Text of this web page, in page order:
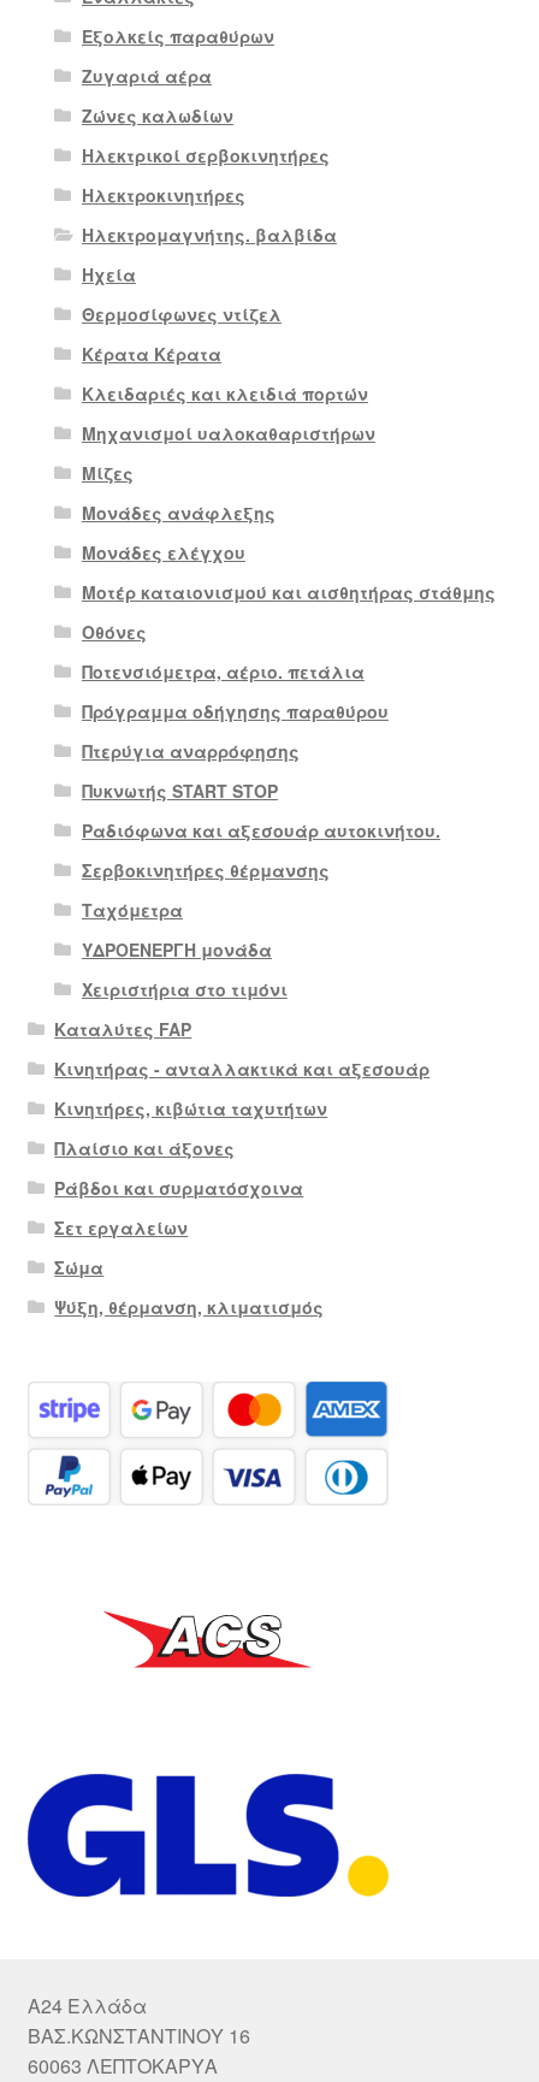
Εξολκείς παραθύρων
Ζυγαριά αέρα
Ζώνες καλωδίων
Ηλεκτρικοί σερβοκινητήρες
Ηλεκτροκινητήρες
Ηλεκτρομαγνήτης. βαλβίδα
Ηχεία
Θερμοσίφωνες ντίζελ
Κέρατα Κέρατα
Κλειδαριές και κλειδιά πορτών
Μηχανισμοί υαλοκαθαριστήρων
Μίζες
Μονάδες ανάφλεξης
Μονάδες ελέγχου
Μοτέρ καταιονισμού και αισθητήρας στάθμης
Οθόνες
Ποτενσιόμετρα, αέριο. πετάλια
Πρόγραμμα οδήγησης παραθύρου
Πτερύγια αναρρόφησης
Πυκνωτής START STOP
Ραδιόφωνα και αξεσουάρ αυτοκινήτου.
Σερβοκινητήρες θέρμανσης
Ταχόμετρα
ΥΔΡΟΕΝΕΡΓΗ μονάδα
Χειριστήρια στο τιμόνι
Καταλύτες FAP
Κινητήρας - ανταλλακτικά και αξεσουάρ
Κινητήρες, κιβώτια ταχυτήτων
Πλαίσιο και άξονες
Ράβδοι και συρματόσχοινα
Σετ εργαλείων
Σώμα
Ψύξη, θέρμανση, κλιματισμός
A24 Ελλάδα
ΒΑΣ.ΚΩΝΣΤΑΝΤΙΝΟΥ 16
60063 ΛΕΠΤΟΚΑΡΥΑ